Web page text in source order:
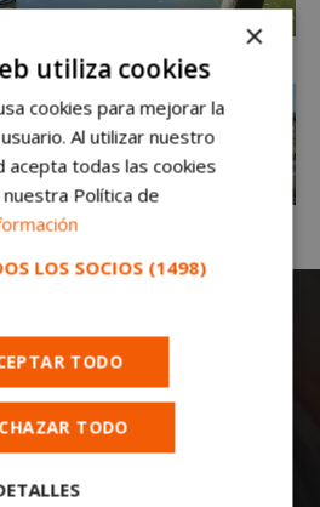
. Mantente informado de
×
utiliza cookies
cookies para mejorar la
Al utilizar nuestro
acepta todas las cookies
Política de
LOS SOCIOS (1498)
TODO
TODO